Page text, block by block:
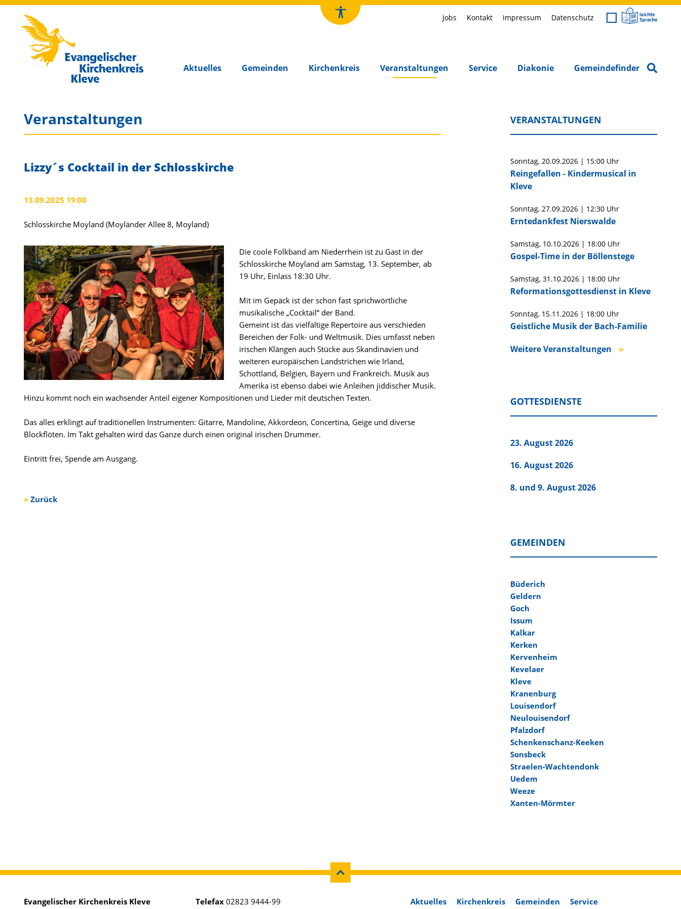
Aktuelles Gemeinden Kirchenkreis Veranstaltungen Service Diakonie Gemeindefinder
Jobs Kontakt Impressum Datenschutz
Kirchenkreis Kleve
Veranstaltungen
Lizzy´s Cocktail in der Schlosskirche
13.09.2025 19:00
Schlosskirche Moyland (Moyländer Allee 8, Moyland)
Die coole Folkband am Niederrhein ist zu Gast in der
Schlosskirche Moyland am Samstag, 13. September, ab
19 Uhr, Einlass 18:30 Uhr.
Mit im Gepäck ist der schon fast sprichwörtliche
musikalische „Cocktail“ der Band.
Gemeint ist das vielfältige Repertoire aus verschieden
Bereichen der Folk- und Weltmusik. Dies umfasst neben
irischen Klängen auch Stücke aus Skandinavien und
weiteren europäischen Landstrichen wie Irland,
Schottland, Belgien, Bayern und Frankreich. Musik aus
Amerika ist ebenso dabei wie Anleihen jiddischer Musik.
Hinzu kommt noch ein wachsender Anteil eigener Kompositionen und Lieder mit deutschen Texten.
Das alles erklingt auf traditionellen Instrumenten: Gitarre, Mandoline, Akkordeon, Concertina, Geige und diverse
Blockflöten. Im Takt gehalten wird das Ganze durch einen original irischen Drummer.
Eintritt frei, Spende am Ausgang.
Zurück
VERANSTALTUNGEN
Sonntag, 20.09.2026| 15:00 Uhr
Reingefallen - Kindermusical in
Kleve
Sonntag, 27.09.2026| 12:30 Uhr
Erntedankfest Nierswalde
Samstag, 10.10.2026| 18:00 Uhr
Gospel-Time in der Böllenstege
Samstag, 31.10.2026| 18:00 Uhr
Reformationsgottesdienst in Kleve
Sonntag, 15.11.2026| 18:00 Uhr
Geistliche Musik der Bach-Familie
Weitere Veranstaltungen
GOTTESDIENSTE
23. August 2026
16. August 2026
8. und 9. August 2026
GEMEINDEN
Büderich
Geldern
Goch
Issum
Kalkar
Kerken
Kervenheim
Kevelaer
Kleve
Kranenburg
Louisendorf
Neulouisendorf
Pfalzdorf
Schenkenschanz-Keeken
Sonsbeck
Straelen-Wachtendonk
Uedem
Weeze
Xanten-Mörmter
Evangelischer Kirchenkreis Kleve
Telefax02823 9444-99
Aktuelles Kirchenkreis Gemeinden Service